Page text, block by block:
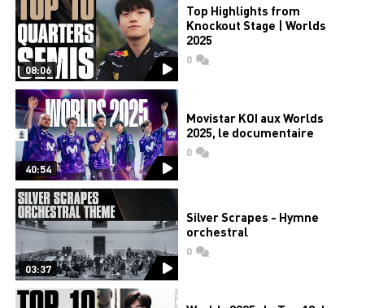
08:06
Top Highlights from
Knockout Stage | Worlds
2025
0commentaires
40:54
Movistar KOI aux Worlds
2025, le documentaire
0commentaires
03:37
Silver Scrapes - Hymne
orchestral
0commentaires